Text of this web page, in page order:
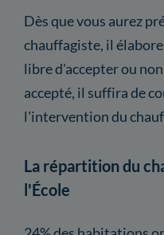
Dès que vous aurez
chauffagiste, il
libre d'accepter ou
accepté, il suffira de
l'intervention du
La répartition du
l'École